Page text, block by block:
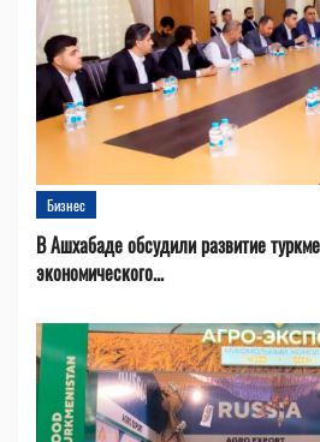
Бизнес
В Ашхабаде обсудили развитие
экономического...